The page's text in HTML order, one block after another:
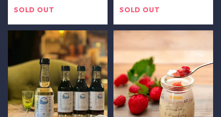
SOLD OUT
SOLD OUT